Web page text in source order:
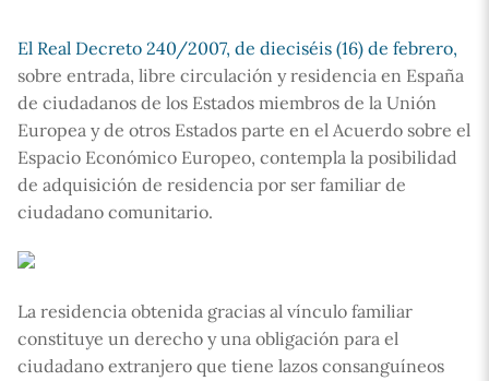
El Real Decreto 240/2007, de dieciséis (16) de febrero,
sobre entrada, libre circulación y residencia en España
de ciudadanos de los Estados miembros de la Unión
Europea y de otros Estados parte en el Acuerdo sobre el
Espacio Económico Europeo, contempla la posibilidad
de adquisición de residencia por ser familiar de
ciudadano comunitario.
La residencia obtenida gracias al vínculo familiar
constituye un derecho y una obligación para el
ciudadano extranjero que tiene lazos consanguíneos